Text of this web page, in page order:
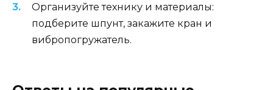
Организуйте технику и материалы:
подберите шпунт, закажите кран и
вибропогружатель.